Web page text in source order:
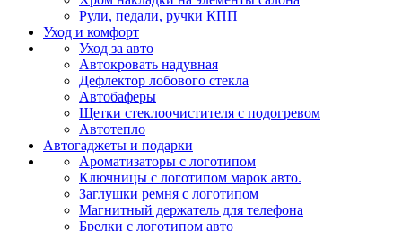
Рули, педали, ручки КПП
Уход и комфорт
Уход за авто
Автокровать надувная
Дефлектор лобового стекла
Автобаферы
Щетки стеклоочистителя с подогревом
Автотепло
Автогаджеты и подарки
Ароматизаторы с логотипом
Ключницы с логотипом марок авто.
Заглушки ремня с логотипом
Магнитный держатель для телефона
Брелки с логотипом авто